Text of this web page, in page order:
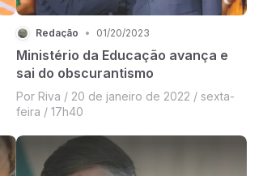
Redação • 01/20/2023
Ministério da Educação avança e
sai do obscurantismo
Por Riva / 20 de janeiro de 2022 / sexta-
feira / 17h40